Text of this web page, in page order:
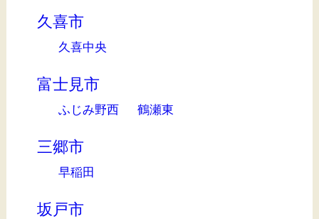
久喜市
久喜中央
富士見市
ふじみ野西 鶴瀬東
三郷市
早稲田
坂戸市